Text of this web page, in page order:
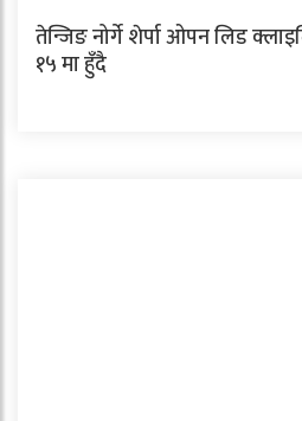
तेन्जिङ नोर्गे शेर्पा ओपन लिड
१५ मा हुँदै